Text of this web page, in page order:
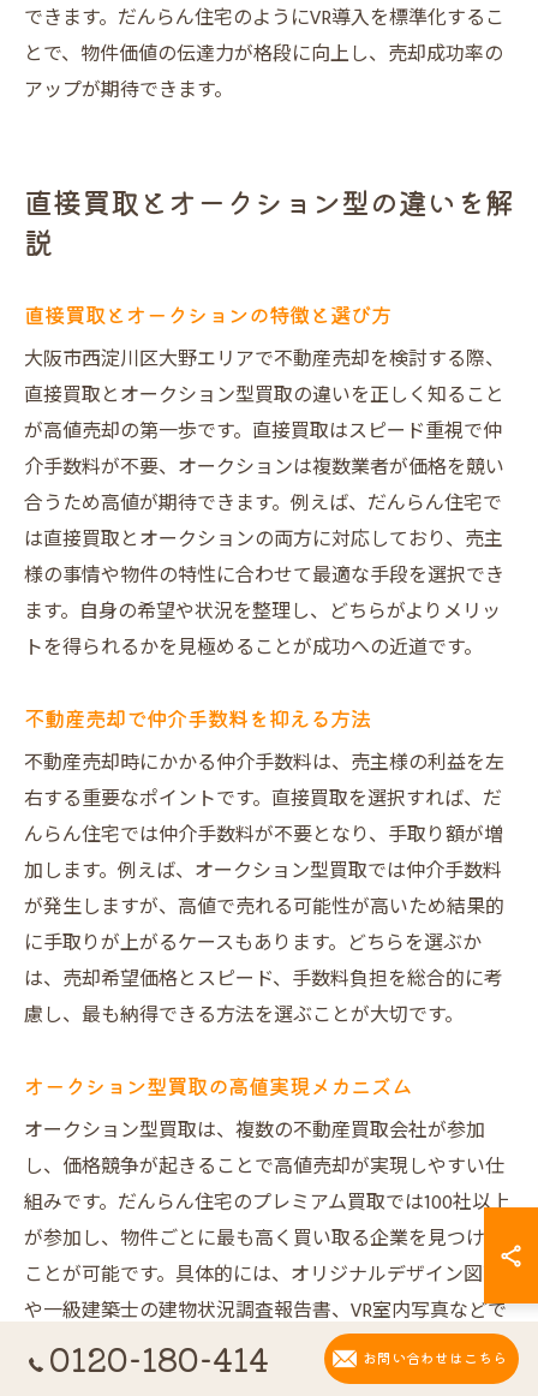
できます。だんらん住宅のようにVR導入を標準化するこ
とで、物件価値の伝達力が格段に向上し、売却成功率の
アップが期待できます。
直接買取とオークション型の違いを解
説
直接買取とオークションの特徴と選び方
大阪市西淀川区大野エリアで不動産売却を検討する際、
直接買取とオークション型買取の違いを正しく知ること
が高値売却の第一歩です。直接買取はスピード重視で仲
介手数料が不要、オークションは複数業者が価格を競い
合うため高値が期待できます。例えば、だんらん住宅で
は直接買取とオークションの両方に対応しており、売主
様の事情や物件の特性に合わせて最適な手段を選択でき
ます。自身の希望や状況を整理し、どちらがよりメリッ
トを得られるかを見極めることが成功への近道です。
不動産売却で仲介手数料を抑える方法
不動産売却時にかかる仲介手数料は、売主様の利益を左
右する重要なポイントです。直接買取を選択すれば、だ
んらん住宅では仲介手数料が不要となり、手取り額が増
加します。例えば、オークション型買取では仲介手数料
が発生しますが、高値で売れる可能性が高いため結果的
に手取りが上がるケースもあります。どちらを選ぶか
は、売却希望価格とスピード、手数料負担を総合的に考
慮し、最も納得できる方法を選ぶことが大切です。
オークション型買取の高値実現メカニズム
オークション型買取は、複数の不動産買取会社が参加
し、価格競争が起きることで高値売却が実現しやすい仕
組みです。だんらん住宅のプレミアム買取では100社以上
が参加し、物件ごとに最も高く買い取る企業を見つける
ことが可能です。具体的には、オリジナルデザイン図面
や一級建築士の建物状況調査報告書、VR室内写真などで
物件の魅力を最大限アピールし、買取業者の注目を集め
やすくなります。こうした仕組みが相場以上の売却価格
0120-180-414 お問い合わせはこちら